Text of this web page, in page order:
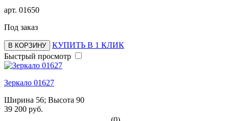
арт. 01650
Под заказ
В КОРЗИНУ
КУПИТЬ В 1 КЛИК
Быстрый просмотр
Зеркало 01627
Ширина 56; Высота 90
39 200 руб.